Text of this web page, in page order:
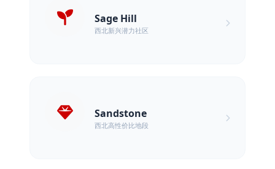
Sage Hill
西北新兴潜力社区
Sandstone
西北高性价比地段